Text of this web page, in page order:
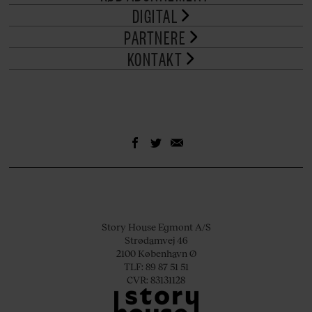
DIGITAL
PARTNERE
KONTAKT
Story House Egmont A/S
Strødamvej 46
2100 København Ø
TLF: 89 87 51 51
CVR: 83131128